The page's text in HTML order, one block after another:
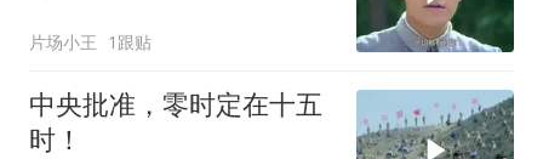
片场小王 1跟贴
中央批准，零时定在十五
时！